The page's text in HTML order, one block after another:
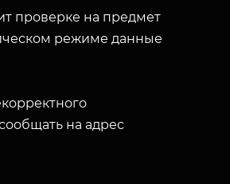
проверке на предмет
режиме данные
на адрес